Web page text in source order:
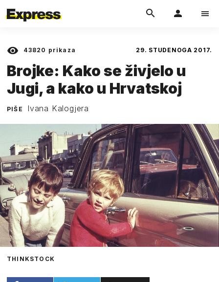
43820 prikaza 29. STUDENOGA 2017.
Brojke: Kako se živjelo u
Jugi, a kako u Hrvatskoj
PIŠE Ivana Kalogjera
THINKSTOCK